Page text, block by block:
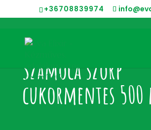
+36708839974
Szamóca szörp
cukormentes